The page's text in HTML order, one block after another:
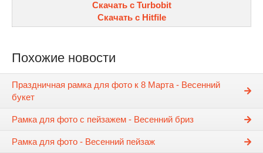
Скачать с Turbobit
Скачать с Hitfile
Похожие новости
Праздничная рамка для фото к 8 Марта - Весенний
букет
Рамка для фото с пейзажем - Весенний бриз
Рамка для фото - Весенний пейзаж